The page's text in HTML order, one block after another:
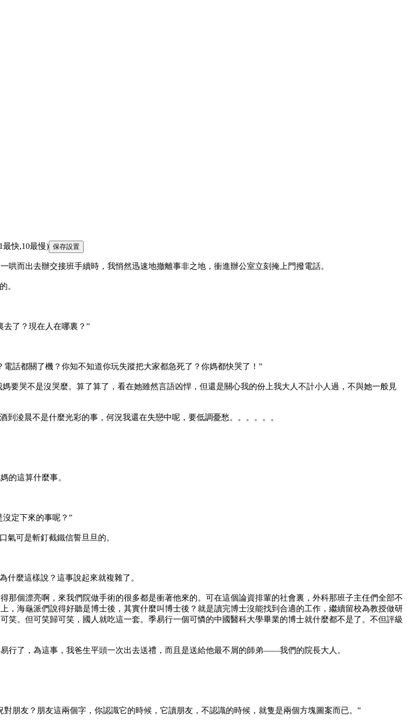
最快,10最慢)
而出去辦交接班手續時，我悄然迅速地撤離事非之地，衝進辦公室立刻掩上門撥電話。
。
了？現在人在哪裏？”
話都關了機？你知不知道你玩失蹤把大家都急死了？你媽都快哭了！”
哭不是沒哭麼。算了算了，看在她雖然言語凶悍，但還是關心我的份上我大人不計小人過，不與她一般見
淩晨不是什麼光彩的事，何況我還在失戀中呢，要低調憂愁。。。。。。
的這算什麼事。
定下來的事呢？”
氣可是斬釘截鐵信誓旦旦的。
麼這樣說？這事說起來就複雜了。
個漂亮啊，來我們院做手術的很多都是衝著他來的。可在這個論資排輩的社會裏，外科那班子主任們全部不
，海龜派們說得好聽是博士後，其實什麼叫博士後？就是讀完博士沒能找到合適的工作，繼續留校為教授做研
笑。但可笑歸可笑，國人就吃這一套。季易行一個可憐的中國醫科大學畢業的博士就什麼都不是了。不但評級
了，為這事，我爸生平頭一次出去送禮，而且是送給他最不屑的師弟——我們的院長大人。
朋友？朋友這兩個字，你認識它的時候，它讀朋友，不認識的時候，就隻是兩個方塊圖案而已。”